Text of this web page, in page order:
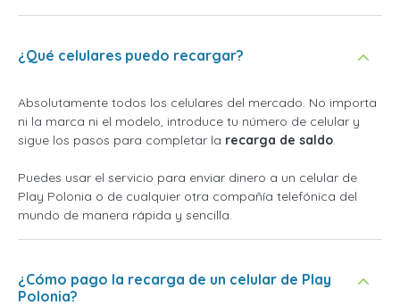
¿Qué celulares puedo recargar?
Absolutamente todos los celulares del mercado. No importa
ni la marca ni el modelo, introduce tu número de celular y
sigue los pasos para completar la recarga de saldo.
Puedes usar el servicio para enviar dinero a un celular de
Play Polonia o de cualquier otra compañía telefónica del
mundo de manera rápida y sencilla.
¿Cómo pago la recarga de un celular de Play
Polonia?